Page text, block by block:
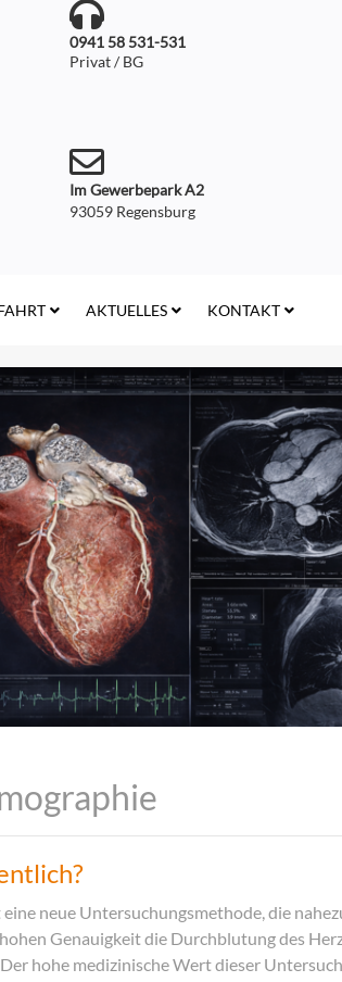
0941 58 531-531
Privat / BG
Im Gewerbepark A2
93059 Regensburg
AKTUELLES KONTAKT
eine neue Untersuchungsmethode, die
Genauigkeit die Durchblutung des
hohe medizinische Wert dieser